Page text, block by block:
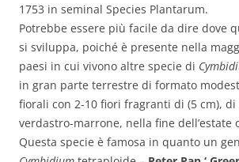
1753 in seminal Species Plantarum.
Potrebbe essere più facile da dire dove
si sviluppa, poiché è presente nella
paesi in cui vivono altre specie di
in gran parte terrestre di formato
fiorali con 2-10 fiori fragranti di (5 cm), di
verdastro-marrone, nella fine dell’estate
Questa specie è famosa in quanto un